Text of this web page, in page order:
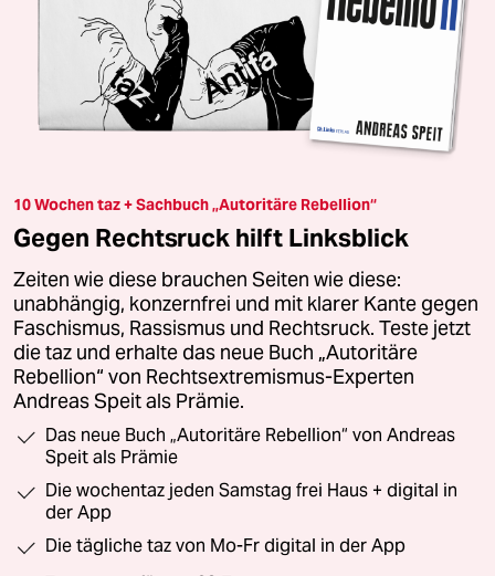
10 Wochen taz + Sachbuch „Autoritäre Rebellion“
Gegen Rechtsruck hilft Linksblick
Zeiten wie diese brauchen Seiten wie diese:
unabhängig, konzernfrei und mit klarer Kante gegen
Faschismus, Rassismus und Rechtsruck. Teste jetzt
die taz und erhalte das neue Buch „Autoritäre
Rebellion“ von Rechtsextremismus-Experten
Andreas Speit als Prämie.
Das neue Buch „Autoritäre Rebellion“ von Andreas
Speit als Prämie
Die wochentaz jeden Samstag frei Haus + digital in
der App
Die tägliche taz von Mo-Fr digital in der App